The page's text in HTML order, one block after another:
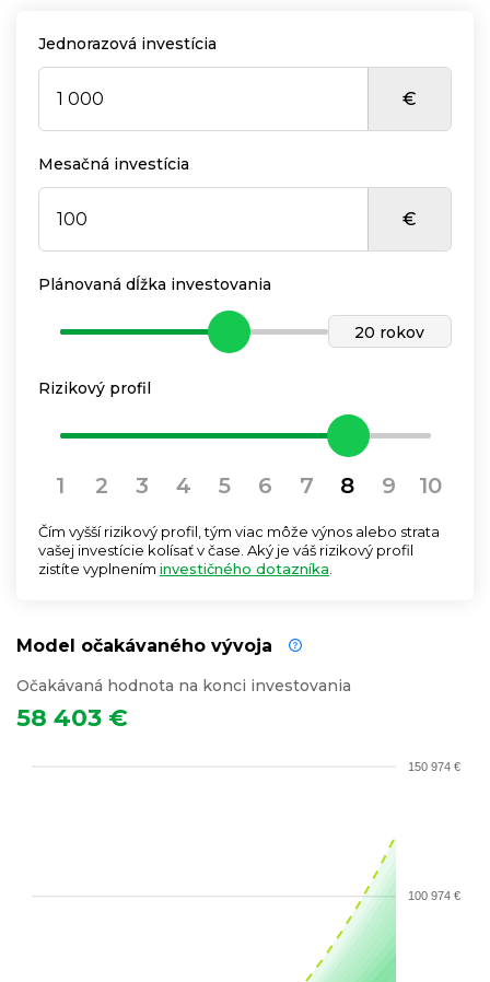
Jednorazová investícia
€
Mesačná investícia
€
Plánovaná dĺžka investovania
20 rokov
Rizikový profil
1 2 3 4 5 6 7 8 9 10
Čím vyšší rizikový profil, tým viac môže výnos alebo strata
vašej investície kolísať v čase. Aký je váš rizikový profil
zistíte vyplnením investičného dotazníka
Model očakávaného vývoja
Očakávaná hodnota na konci investovania
58 403 €
150 974 €
100 974 €